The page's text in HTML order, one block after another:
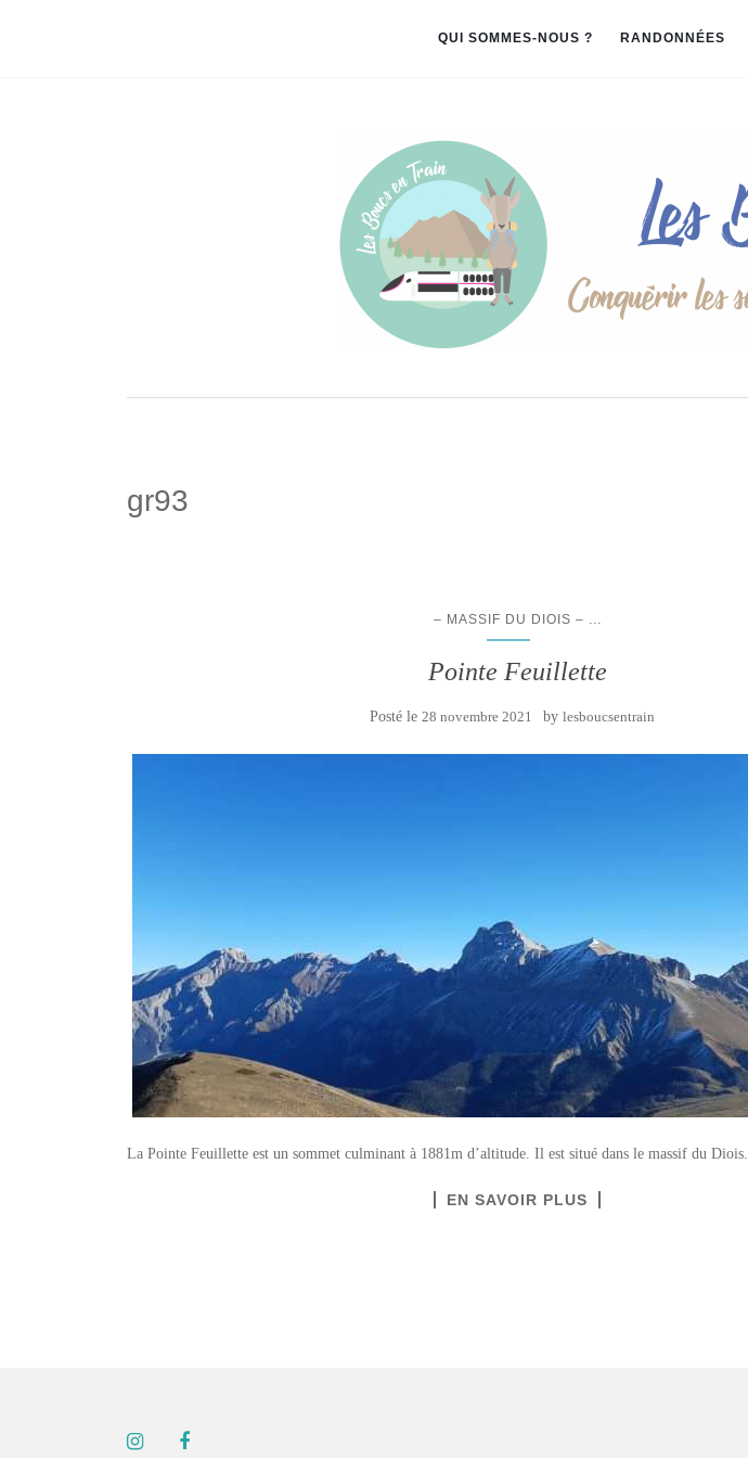
QUI SOMMES-NOUS ? RANDONNÉES
gr93
– MASSIF DU DIOIS – ...
Pointe Feuillette
Posté le 28 novembre 2021 by lesboucsentrain
La Pointe Feuillette est un sommet culminant à 1881m d’altitude. Il est situé dans le massif du Diois.
EN SAVOIR PLUS